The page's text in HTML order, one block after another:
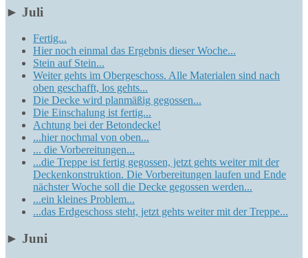
► Juli
Fertig...
Hier noch einmal das Ergebnis dieser Woche...
Stein auf Stein...
Weiter gehts im Obergeschoss. Alle Materialen sind nach
oben geschafft, los gehts...
Die Decke wird planmäßig gegossen...
Die Einschalung ist fertig...
Achtung bei der Betondecke!
...hier nochmal von oben...
... die Vorbereitungen...
...die Treppe ist fertig gegossen, jetzt gehts weiter mit der
Deckenkonstruktion. Die Vorbereitungen laufen und Ende
nächster Woche soll die Decke gegossen werden...
...ein kleines Problem...
...das Erdgeschoss steht, jetzt gehts weiter mit der Treppe...
► Juni